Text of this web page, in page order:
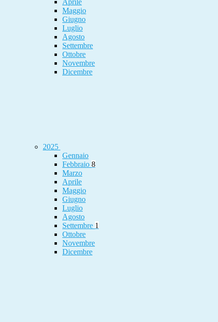
Aprile
Maggio
Giugno
Luglio
Agosto
Settembre
Ottobre
Novembre
Dicembre
2025
Gennaio
Febbraio 8
Marzo
Aprile
Maggio
Giugno
Luglio
Agosto
Settembre 1
Ottobre
Novembre
Dicembre